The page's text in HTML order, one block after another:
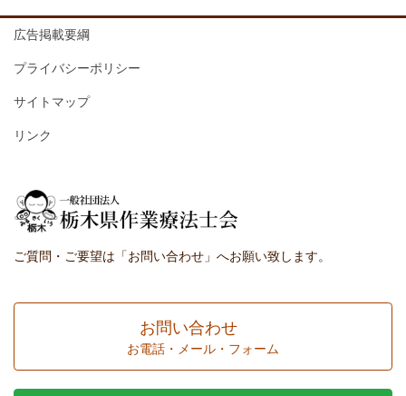
広告掲載要綱
プライバシーポリシー
サイトマップ
リンク
ご質問・ご要望は「お問い合わせ」へお願い致します。
お問い合わせ
お電話・メール・フォーム